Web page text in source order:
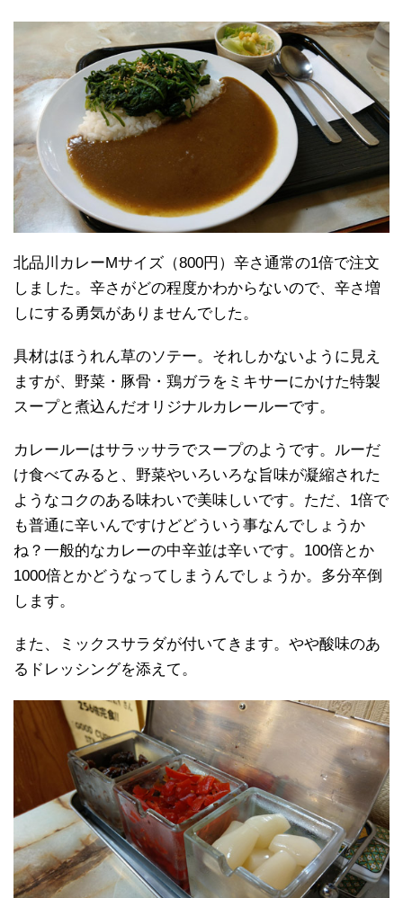
北品川カレーMサイズ（800円）辛さ通常の1倍で注文
しました。辛さがどの程度かわからないので、辛さ増
しにする勇気がありませんでした。
具材はほうれん草のソテー。それしかないように見え
ますが、野菜・豚骨・鶏ガラをミキサーにかけた特製
スープと煮込んだオリジナルカレールーです。
カレールーはサラッサラでスープのようです。ルーだ
け食べてみると、野菜やいろいろな旨味が凝縮された
ようなコクのある味わいで美味しいです。ただ、1倍で
も普通に辛いんですけどどういう事なんでしょうか
ね？一般的なカレーの中辛並は辛いです。100倍とか
1000倍とかどうなってしまうんでしょうか。多分卒倒
します。
また、ミックスサラダが付いてきます。やや酸味のあ
るドレッシングを添えて。